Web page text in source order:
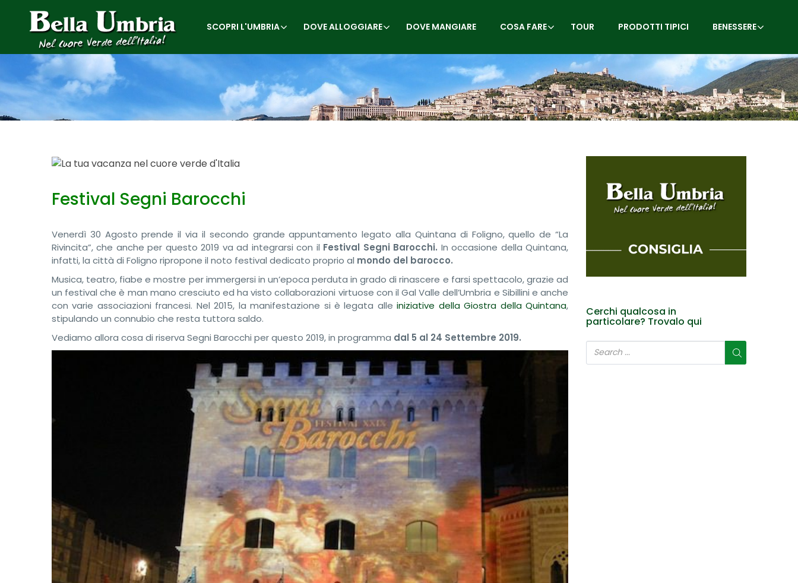
SCOPRI L'UMBRIA DOVE ALLOGGIARE DOVE MANGIARE COSA FARE TOUR PRODOTTI TIPICI BENESSERE
Festival Segni Barocchi
Venerdì 30 Agosto prende il via il secondo grande appuntamento legato alla Quintana di Foligno, quello de “La
Rivincita”, che anche per questo 2019 va ad integrarsi con il Festival Segni Barocchi. In occasione della Quintana,
infatti, la città di Foligno ripropone il noto festival dedicato proprio al mondo del barocco.
Musica, teatro, fiabe e mostre per immergersi in un’epoca perduta in grado di rinascere e farsi spettacolo, grazie ad
un festival che è man mano cresciuto ed ha visto collaborazioni virtuose con il Gal Valle dell’Umbria e Sibillini e anche
con varie associazioni francesi. Nel 2015, la manifestazione si è legata alleiniziative della Giostra della Quintana,
stipulando un connubio che resta tuttora saldo.
Vediamo allora cosa di riserva Segni Barocchi per questo 2019, in programma dal 5 al 24 Settembre 2019.
Cerchi qualcosa in
particolare? Trovalo qui